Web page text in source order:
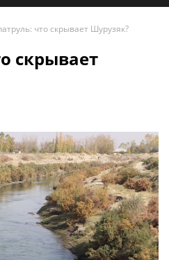
что скрывает Шурузяк?
скрывает